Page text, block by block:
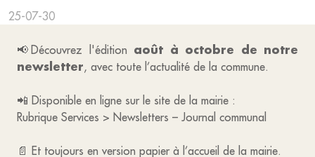
25-07-30
📢Découvrez l'édition août à octobre de notre
newsletter, avec toute l’actualité de la commune.
📲 Disponible en ligne sur le site de la mairie :
Rubrique Services > Newsletters – Journal communal
📄 Et toujours en version papier à l’accueil de la mairie.